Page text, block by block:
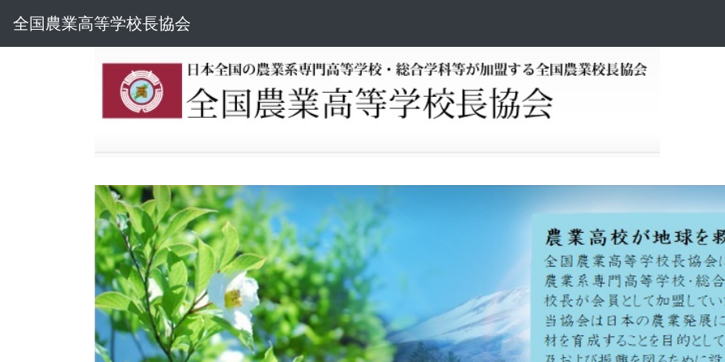
全国農業高等学校長協会